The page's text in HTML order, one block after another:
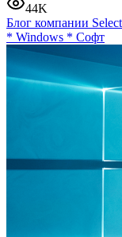
44K
Блог компании
* Windows * Софт